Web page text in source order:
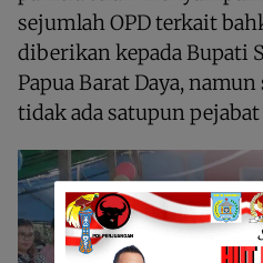
sejumlah OPD terkait
diberikan kepada Bupati
Papua Barat Daya,
tidak ada satupun